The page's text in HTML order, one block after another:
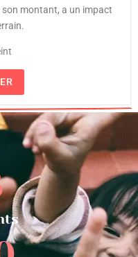
montant, a un impact